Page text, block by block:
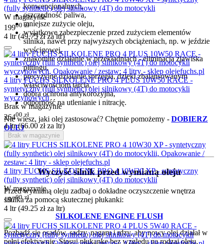
konwencjonalnych,
oszczędność paliwa,
mniejsze zużycie oleju,
wyjątkowe zabezpieczenie przed zużyciem elementów
silnika, nawet przy najwyższych obciążeniach, np. w jeździe
wyścigowej,
znakomite działanie w przekładniach - eliminacja zjawiska
pittingu,
precyzyjne działanie sprzęgła, dzięki zbalansowanym
właściwościom tarcia,
dobra ochrona antykorozyjna,
odporność na utlenianie i nitrację.
Nie wiesz, jaki olej zastosować? Chętnie pomożemy - DOBIERZ
OLEJ
Wyczyść silnik przed wymianą oleju
Przed wymianą oleju zadbaj o dokładne oczyszczenie wnętrza
silnika za pomocą skutecznej płukanki:
SILKOLENE ENGINE FLUSH
Pozbądź się osadów, sadzy, nagaru i rdzy, aby nowy olej działał w
pełni efektywnie. Stosuj płukankę bez względu na rodzaj oleju,
(fully synthetic) olej silnikowy (4T) do motocykli
W magazynie
19900 zł
4 ltr (49.75złza ltr)
4 litry FUCHS SILKOLENE PRO 4 PLUS 10W50 RACE -
syntetyczny (full synthetic) olej silnikowy (4T) do motocykli
wyczynowych
Brak w magazynie
26400 zł
4 ltr (66.00złza ltr)
Brak w magazynie
4 litry FUCHS SILKOLENE PRO 4 10W30 XP - syntetyczny
(fully synthetic) olej silnikowy (4T) do motocyklii
W magazynie
19700 zł
4 ltr (49.25 złza ltr)